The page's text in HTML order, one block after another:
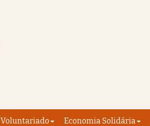
Voluntariado Economia Solidária